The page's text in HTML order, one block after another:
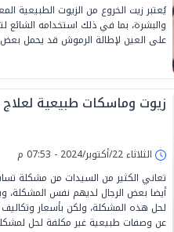
يُعتبر زيت الخروع من الزيوت الطبيعية
والبشرة، بما في ذلك استخدامه الشائع
على العين لإطالة الرموش قد يحمل بعض
زيوت وماسكات طبيعية
الثلاثاء 22/أكتوبر/2024 - 07:53 م
تعاني الكثير من السيدات من مشكلة
أيضا بعض الرجال لديهم نفس المشكلة،
لحل هذه المشكلة، ولكن بأسعار
عن وصفات طبيعية غير مكلفة لحل